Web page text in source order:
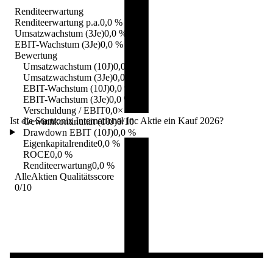
Renditeerwartung
Renditeerwartung p.a.0,0 %
Umsatzwachstum (3Je)0,0 %
EBIT-Wachstum (3Je)0,0 %
Bewertung
Umsatzwachstum (10J)0,0 %
Umsatzwachstum (3Je)0,0 %
EBIT-Wachstum (10J)0,0 %
EBIT-Wachstum (3Je)0,0 %
Verschuldung / EBIT0,0×
Gewinnkontinuität (10J)0/10
Drawdown EBIT (10J)0,0 %
Eigenkapitalrendite0,0 %
ROCE0,0 %
Renditeerwartung0,0 %
AlleAktien Qualitätsscore
0/10
Ist die Startronix International Inc Aktie ein Kauf 2026?